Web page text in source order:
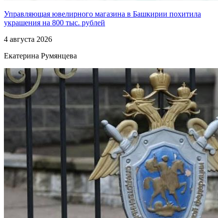
Управляющая ювелирного магазина в Башкирии похитила
украшения на 800 тыс. рублей
4 августа 2026
Екатерина Румянцева